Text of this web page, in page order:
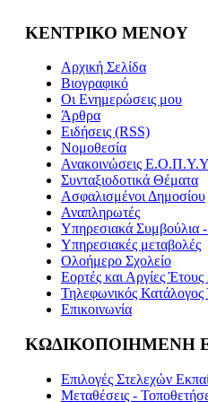
ΚΕΝΤΡΙΚΟ ΜΕΝΟΥ
Αρχική Σελίδα
Βιογραφικό
Οι Ενημερώσεις μου
Άρθρα
Ειδήσεις (RSS)
Νομοθεσία
Ανακοινώσεις
Συνταξιοδοτικά Θέματα
Ασφαλισμένοι Δημοσίου
Αναπληρωτές
Υπηρεσιακά Συμβούλια
Υπηρεσιακές μεταβολές
Ολοήμερο Σχολείο
Εορτές και Αργίες
Τηλεφωνικός
Επικοινωνία
ΚΩΔΙΚΟΠΟΙΗΜΕΝΗ
Επιλογές Στελεχών
Μεταθέσεις -